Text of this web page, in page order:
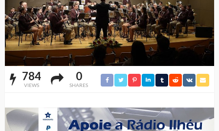
784
VIEWS
0
SHARES